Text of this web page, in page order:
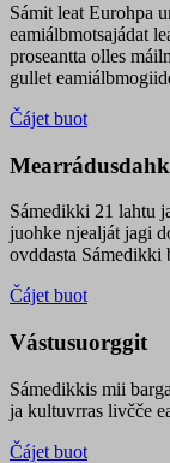
Sámit leat Eurohpa
eamiálbmotsajádat
proseantta olles
gullet
Čájet buot
Sámedikki 21 lahtu
juohke njealját jagi
ovddasta Sámedikki
Čájet buot
Vástusuorggit
Sámedikkis mii
ja kultuvrras livčče
Čájet buot